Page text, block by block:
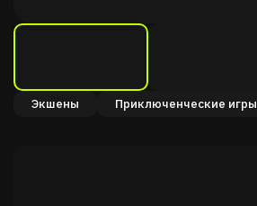
Экшены Приключенческие игры